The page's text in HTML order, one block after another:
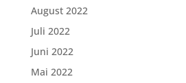
August 2022
Juli 2022
Juni 2022
Mai 2022